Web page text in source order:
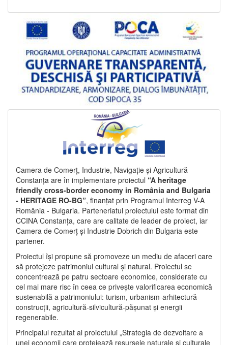
Camera de Comerț, Industrie, Navigație și Agricultură
Constanța are în implementare proiectul “A heritage
friendly cross-border economy in România and Bulgaria
- HERITAGE RO-BG”, finanțat prin Programul Interreg V-A
România - Bulgaria. Parteneriatul proiectului este format din
CCINA Constanța, care are calitate de leader de proiect, iar
Camera de Comerț și Industrie Dobrich din Bulgaria este
partener.
Proiectul își propune să promoveze un mediu de afaceri care
să protejeze patrimoniul cultural și natural. Proiectul se
concentrează pe patru sectoare economice, considerate cu
cel mai mare risc în ceea ce privește valorificarea economică
sustenabilă a patrimoniului: turism, urbanism-arhitectură-
construcții, agricultură-silvicultură-pășunat și energii
regenerabile.
Principalul rezultat al proiectului „Strategia de dezvoltare a
unei economii care protejează resursele naturale și culturale